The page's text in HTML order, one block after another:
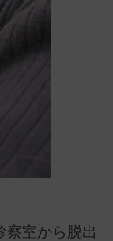
察室から脱出